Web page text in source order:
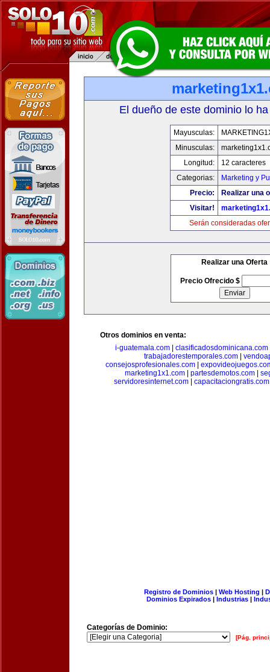
El dueño de este dominio lo
Mayusculas:
Minusculas:
Longitud:
12 caracteres
Categorias:
Marketing y
Precio:
Realizar una
Visitar!
Serán consideradas
Realizar una Oferta
Precio Ofrecido $
Otros dominios en venta:
i-guatemala.com
clasificadosdominicana.com
trabajadorestemporales.com
consejosprofesionales.com|
marketing1x1.com| partesdemotos.com|
servidoresinternet.com| capacitaciongratis.com
Registro de Dominios| Web Hosting |
Dominios Expirados | Industrias |
Categorías de Dominio:
[Pág.